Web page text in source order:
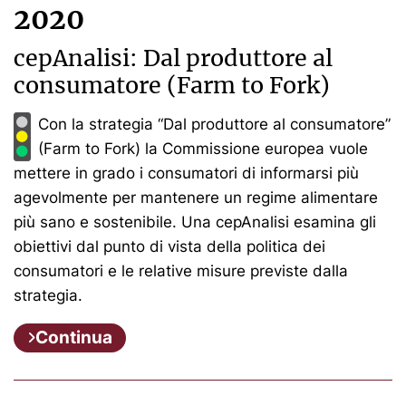
2020
cepAnalisi: Dal produttore al
consumatore (Farm to Fork)
Con la strategia “Dal produttore al consumatore”
(Farm to Fork) la Commissione europea vuole
mettere in grado i consumatori di informarsi più
agevolmente per mantenere un regime alimentare
più sano e sostenibile. Una cepAnalisi esamina gli
obiettivi dal punto di vista della politica dei
consumatori e le relative misure previste dalla
strategia.
Continua